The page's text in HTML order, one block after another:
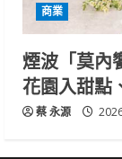
商業
煙波「莫內
花園入甜點
蔡 永源